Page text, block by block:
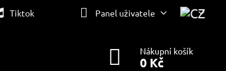
Tiktok Panel uživatele
Nákupní košík
0 Kč